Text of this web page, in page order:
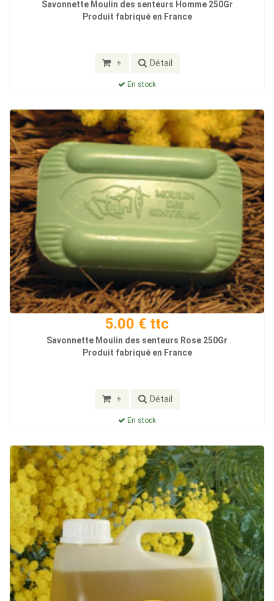
Savonnette Moulin des senteurs Homme 250Gr
Produit fabriqué en France
+ Détail
En stock
5.00 € ttc
Savonnette Moulin des senteurs Rose 250Gr
Produit fabriqué en France
+ Détail
En stock